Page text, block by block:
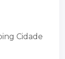
Cidade